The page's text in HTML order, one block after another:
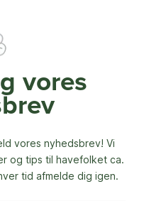
vores
vores nyhedsbrev! Vi
og tips til havefolket ca.
tid afmelde dig igen.